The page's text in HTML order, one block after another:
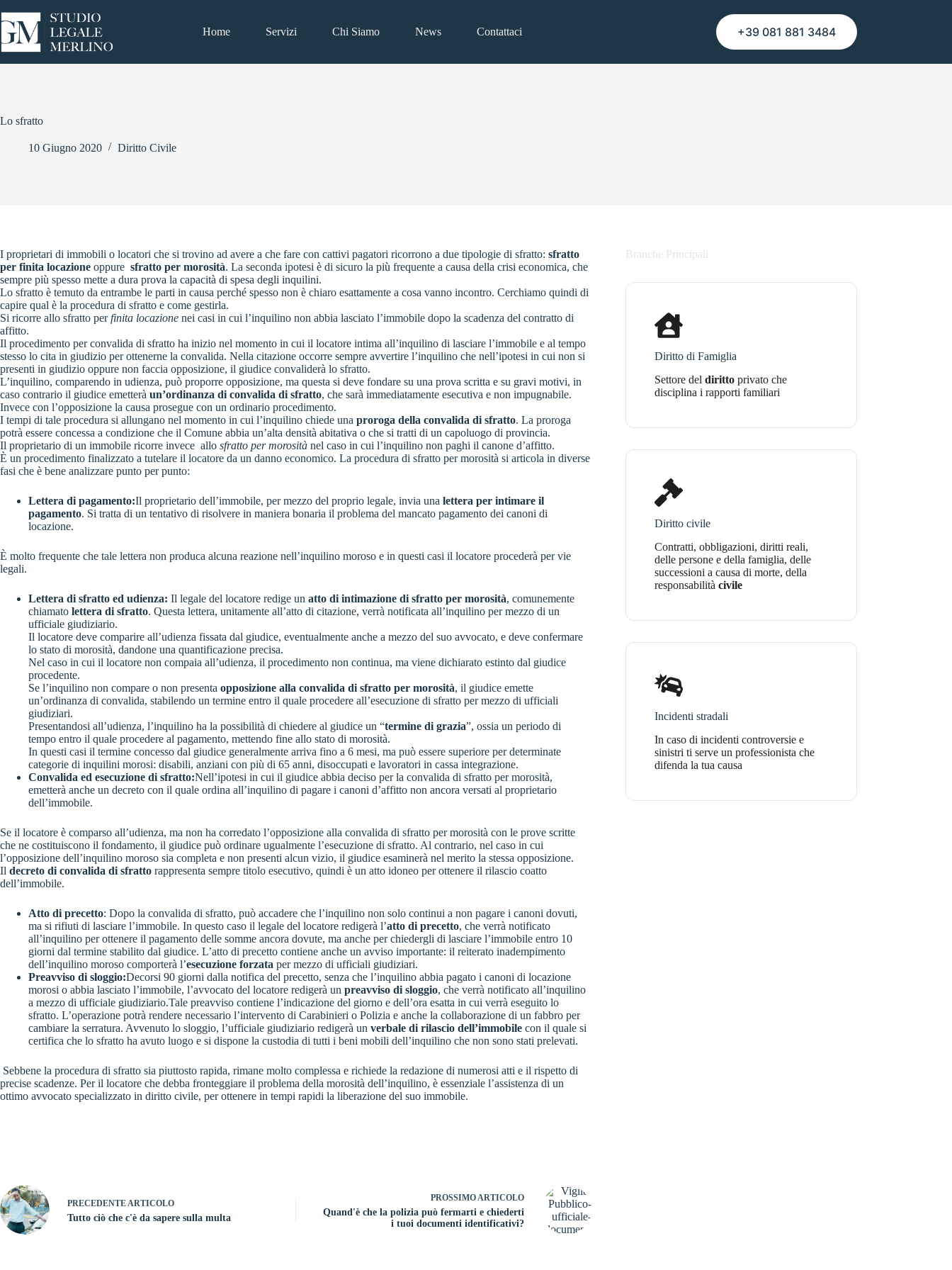
al
contenuto
Home Servizi Chi Siamo News Contattaci +39 081 881 3484
Lo sfratto
10 Giugno 2020 Diritto Civile
I proprietari di immobili o locatori che si trovino ad avere a che fare con cattivi pagatori ricorrono a due tipologie di sfratto: sfratto
per finita locazione oppure sfratto per morosità. La seconda ipotesi è di sicuro la più frequente a causa della crisi economica, che
sempre più spesso mette a dura prova la capacità di spesa degli inquilini.
Lo sfratto è temuto da entrambe le parti in causa perché spesso non è chiaro esattamente a cosa vanno incontro. Cerchiamo quindi di
capire qual è la procedura di sfratto e come gestirla.
Si ricorre allo sfratto perfinita locazione nei casi in cui l’inquilino non abbia lasciato l’immobile dopo la scadenza del contratto di
affitto.
Il procedimento per convalida di sfratto ha inizio nel momento in cui il locatore intima all’inquilino di lasciare l’immobile e al tempo
stesso lo cita in giudizio per ottenerne la convalida. Nella citazione occorre sempre avvertire l’inquilino che nell’ipotesi in cui non si
presenti in giudizio oppure non faccia opposizione, il giudice convaliderà lo sfratto.
L’inquilino, comparendo in udienza, può proporre opposizione, ma questa si deve fondare su una prova scritta e su gravi motivi, in
caso contrario il giudice emetterà un’ordinanza di convalida di sfratto, che sarà immediatamente esecutiva e non impugnabile.
Invece con l’opposizione la causa prosegue con un ordinario procedimento.
I tempi di tale procedura si allungano nel momento in cui l’inquilino chiede una proroga della convalida di sfratto. La proroga
potrà essere concessa a condizione che il Comune abbia un’alta densità abitativa o che si tratti di un capoluogo di provincia.
Il proprietario di un immobile ricorre invece allo sfratto per morosità nel caso in cui l’inquilino non paghi il canone d’affitto.
È un procedimento finalizzato a tutelare il locatore da un danno economico. La procedura di sfratto per morosità si articola in diverse
fasi che è bene analizzare punto per punto:
Lettera di pagamento:Il proprietario dell’immobile, per mezzo del proprio legale, invia una lettera per intimare il
pagamento. Si tratta di un tentativo di risolvere in maniera bonaria il problema del mancato pagamento dei canoni di
locazione.
È molto frequente che tale lettera non produca alcuna reazione nell’inquilino moroso e in questi casi il locatore procederà per vie
legali.
Lettera di sfratto ed udienza: Il legale del locatore redige un atto di intimazione di sfratto per morosità, comunemente
chiamato lettera di sfratto. Questa lettera, unitamente all’atto di citazione, verrà notificata all’inquilino per mezzo di un
ufficiale giudiziario.
Il locatore deve comparire all’udienza fissata dal giudice, eventualmente anche a mezzo del suo avvocato, e deve confermare
lo stato di morosità, dandone una quantificazione precisa.
Nel caso in cui il locatore non compaia all’udienza, il procedimento non continua, ma viene dichiarato estinto dal giudice
procedente.
Se l’inquilino non compare o non presenta opposizione alla convalida di sfratto per morosità, il giudice emette
un’ordinanza di convalida, stabilendo un termine entro il quale procedere all’esecuzione di sfratto per mezzo di ufficiali
giudiziari.
Presentandosi all’udienza, l’inquilino ha la possibilità di chiedere al giudice un “termine di grazia”, ossia un periodo di
tempo entro il quale procedere al pagamento, mettendo fine allo stato di morosità.
In questi casi il termine concesso dal giudice generalmente arriva fino a 6 mesi, ma può essere superiore per determinate
categorie di inquilini morosi: disabili, anziani con più di 65 anni, disoccupati e lavoratori in cassa integrazione.
Convalida ed esecuzione di sfratto:Nell’ipotesi in cui il giudice abbia deciso per la convalida di sfratto per morosità,
emetterà anche un decreto con il quale ordina all’inquilino di pagare i canoni d’affitto non ancora versati al proprietario
dell’immobile.
Se il locatore è comparso all’udienza, ma non ha corredato l’opposizione alla convalida di sfratto per morosità con le prove scritte
che ne costituiscono il fondamento, il giudice può ordinare ugualmente l’esecuzione di sfratto. Al contrario, nel caso in cui
l’opposizione dell’inquilino moroso sia completa e non presenti alcun vizio, il giudice esaminerà nel merito la stessa opposizione.
Il decreto di convalida di sfratto rappresenta sempre titolo esecutivo, quindi è un atto idoneo per ottenere il rilascio coatto
dell’immobile.
Atto di precetto: Dopo la convalida di sfratto, può accadere che l’inquilino non solo continui a non pagare i canoni dovuti,
ma si rifiuti di lasciare l’immobile. In questo caso il legale del locatore redigerà l’atto di precetto, che verrà notificato
all’inquilino per ottenere il pagamento delle somme ancora dovute, ma anche per chiedergli di lasciare l’immobile entro 10
giorni dal termine stabilito dal giudice. L’atto di precetto contiene anche un avviso importante: il reiterato inadempimento
dell’inquilino moroso comporterà l’esecuzione forzata per mezzo di ufficiali giudiziari.
Preavviso di sloggio:Decorsi 90 giorni dalla notifica del precetto, senza che l’inquilino abbia pagato i canoni di locazione
morosi o abbia lasciato l’immobile, l’avvocato del locatore redigerà un preavviso di sloggio, che verrà notificato all’inquilino
a mezzo di ufficiale giudiziario.Tale preavviso contiene l’indicazione del giorno e dell’ora esatta in cui verrà eseguito lo
sfratto. L’operazione potrà rendere necessario l’intervento di Carabinieri o Polizia e anche la collaborazione di un fabbro per
cambiare la serratura. Avvenuto lo sloggio, l’ufficiale giudiziario redigerà un verbale di rilascio dell’immobile con il quale si
certifica che lo sfratto ha avuto luogo e si dispone la custodia di tutti i beni mobili dell’inquilino che non sono stati prelevati.
Sebbene la procedura di sfratto sia piuttosto rapida, rimane molto complessa e richiede la redazione di numerosi atti e il rispetto di
precise scadenze. Per il locatore che debba fronteggiare il problema della morosità dell’inquilino, è essenziale l’assistenza di un
ottimo avvocato specializzato in diritto civile, per ottenere in tempi rapidi la liberazione del suo immobile.
PRECEDENTE ARTICOLO
Tutto ciò che c'è da sapere sulla multa
PROSSIMO ARTICOLO
Quand'è che la polizia può fermarti e chiederti
i tuoi documenti identificativi?
Branche Principali
Diritto di Famiglia
Settore deldiritto privato che
disciplina i rapporti familiari
Diritto civile
Contratti, obbligazioni, diritti reali,
delle persone e della famiglia, delle
successioni a causa di morte, della
responsabilitàcivile
Incidenti stradali
In caso di incidenti controversie e
sinistri ti serve un professionista che
difenda la tua causa